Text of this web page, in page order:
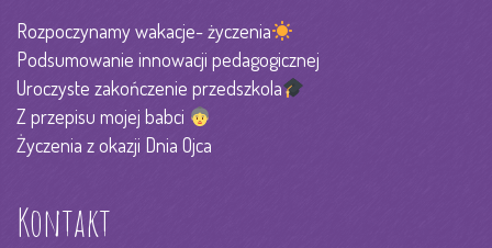
Rozpoczynamy wakacje- życzenia
Podsumowanie innowacji pedagogicznej
Uroczyste zakończenie przedszkola
Z przepisu mojej babci
Życzenia z okazji Dnia Ojca
Kontakt